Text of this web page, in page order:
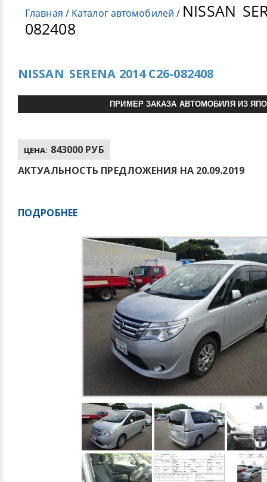
Главная / Каталог автомобилей / NISSAN
082408
NISSAN SERENA 2014 C26-082408
ПРИМЕР ЗАКАЗА АВТОМОБИЛЯ ИЗ
ЦЕНА: 843000 РУБ
АКТУАЛЬНОСТЬ ПРЕДЛОЖЕНИЯ НА 20.09.2019
ПОДРОБНЕЕ